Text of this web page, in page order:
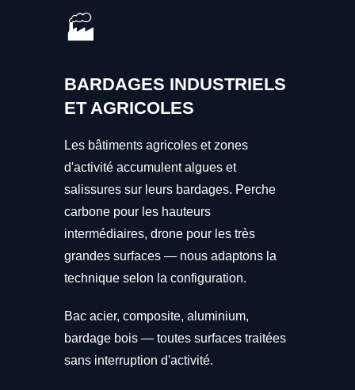
🏭
BARDAGES INDUSTRIELS
ET AGRICOLES
Les bâtiments agricoles et zones
d'activité accumulent algues et
salissures sur leurs bardages. Perche
carbone pour les hauteurs
intermédiaires, drone pour les très
grandes surfaces — nous adaptons la
technique selon la configuration.
Bac acier, composite, aluminium,
bardage bois — toutes surfaces traitées
sans interruption d'activité.